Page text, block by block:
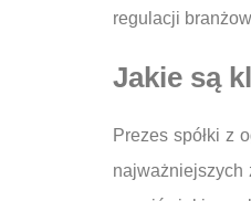
regulacji
Jakie są
Prezes spółki z
najważniejszych